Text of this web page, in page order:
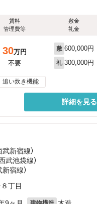
賃料
管理費等
敷金
礼金
30万円
不要
敷 600,000円
礼 300,000円
追い炊き機能
詳細を見る
武新宿線）
武池袋線）
宿線）
丁目